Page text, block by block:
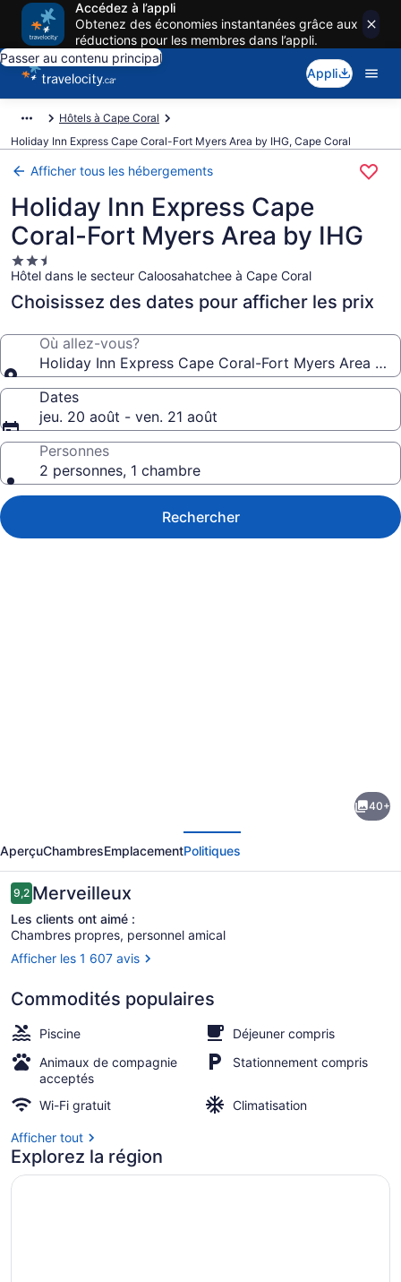
Accédez à l’appli
Obtenez des économies instantanées grâce aux
réductions pour les membres dans l’appli.
Passer au contenu principal
Appli
Hôtels à Cape Coral
Holiday Inn Express Cape Coral-Fort Myers Area by IHG, Cape Coral
Afficher tous les hébergements
Holiday Inn Express Cape
Coral-Fort Myers Area by IHG
Hébergement
2.5 étoiles
Hôtel dans le secteur Caloosahatchee à Cape Coral
Choisissez des dates pour afficher les prix
Où allez-vous?
Holiday Inn Express Cape Coral-Fort Myers Area by
Dates
jeu. 20 août - ven. 21 août
Personnes
2 personnes, 1 chambre
Rechercher
Holiday
Inn
Express
Cape
Coral-
Fort
Myers
Area
by
IHG
40+
AperçuChambresEmplacementPolitiques
Avis
9,29,2 sur 10 –
Merveilleux
Les clients ont aimé :
Chambres propres, personnel amical
Afficher les 1 607 avis
Commodités populaires
Piscine
Déjeuner compris
Animaux de compagnie
acceptés
Stationnement compris
Wi-Fi gratuit Climatisation
Afficher tout
Explorez la région